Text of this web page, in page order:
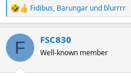
R
e
k
i
Fidibus, Barungar und blurrrr
F FSC830
Well-known member